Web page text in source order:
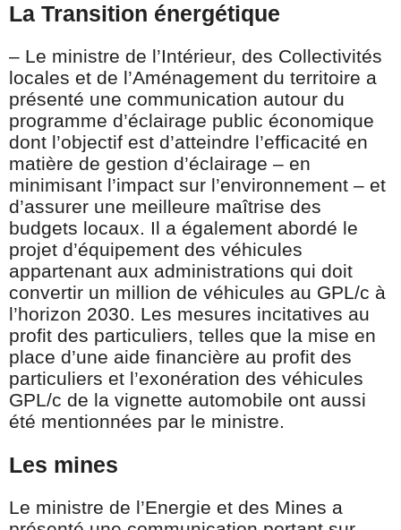
La Transition énergétique
– Le ministre de l’Intérieur, des Collectivités
locales et de l’Aménagement du territoire a
présenté une communication autour du
programme d’éclairage public économique
dont l’objectif est d’atteindre l’efficacité en
matière de gestion d’éclairage – en
minimisant l’impact sur l’environnement – et
d’assurer une meilleure maîtrise des
budgets locaux. Il a également abordé le
projet d’équipement des véhicules
appartenant aux administrations qui doit
convertir un million de véhicules au GPL/c à
l’horizon 2030. Les mesures incitatives au
profit des particuliers, telles que la mise en
place d’une aide financière au profit des
particuliers et l’exonération des véhicules
GPL/c de la vignette automobile ont aussi
été mentionnées par le ministre.
Les mines
Le ministre de l’Energie et des Mines a